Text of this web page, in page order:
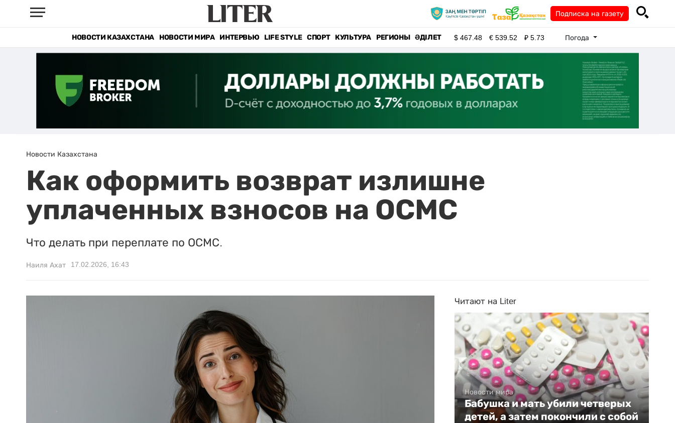
Подписка на газету
НОВОСТИ КАЗАХСТАНА НОВОСТИ МИРА ИНТЕРВЬЮ LIFE STYLE СПОРТ КУЛЬТУРА РЕГИОНЫ ӘДІЛЕТ $467.48 €539.52 ₽5.73 Погода
Новости Казахстана
Как оформить возврат излишне
уплаченных взносов на ОСМС
Что делать при переплате по ОСМС.
Наиля Ахат 17.02.2026, 16:43
Читают на Liter
Новости мира
Бабушка и мать убили четверых
детей, а затем покончили с собой